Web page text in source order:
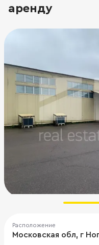
аренду
Расположение
Московская обл, г